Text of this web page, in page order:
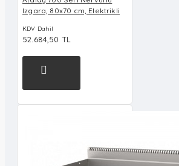
Izgara, 80x70 cm, Elektrikli
KDV Dahil
52.684,50 TL